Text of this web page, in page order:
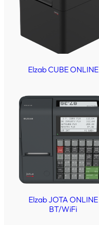
Elzab CUBE ONLINE
Elzab JOTA ONLINE
BT/WiFi